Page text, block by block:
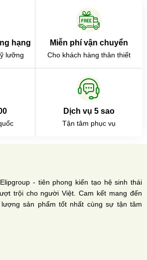
hạng
lưỡng
Miễn phí vận chuyển
Cho khách hàng thân thiết
Dịch vụ 5 sao
Tận tâm phục vụ
- tiên phong kiến tạo hệ sinh thái
trội cho người Việt. Cam kết mang đến
sản phẩm tốt nhất cùng sự tận tâm